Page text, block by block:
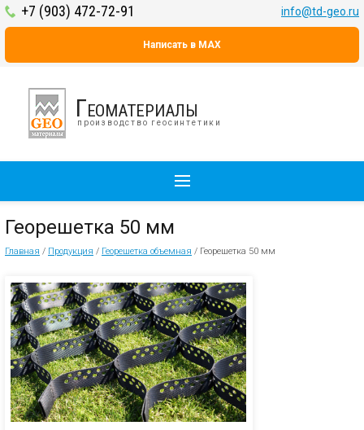
+7 (903) 472-72-91 info@td-geo.ru
Написать в MAX
Геоматериалы
производство геосинтетики
Георешетка 50 мм
Главная / Продукция / Георешетка объемная / Георешетка 50 мм